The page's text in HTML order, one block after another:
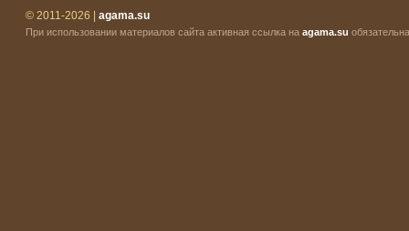
© 2011-2026 | agama.su
При использовании материалов сайта активная ссылка на agama.su